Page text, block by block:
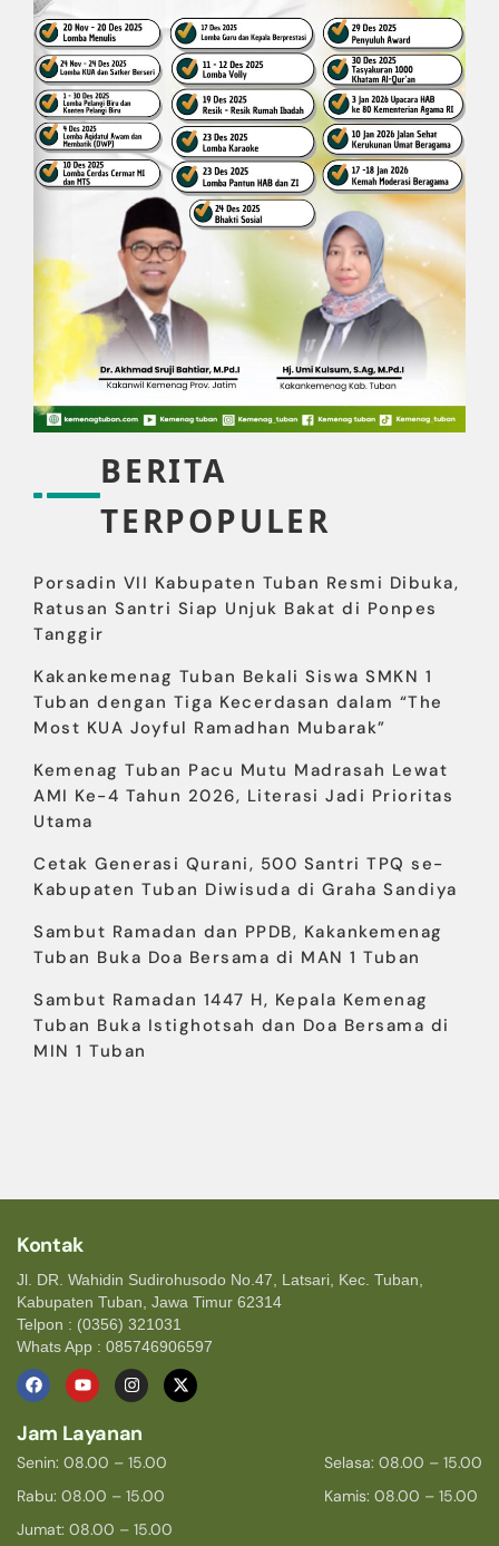
BERITA
TERPOPULER
Porsadin VII Kabupaten Tuban Resmi Dibuka,
Ratusan Santri Siap Unjuk Bakat di Ponpes
Tanggir
Kakankemenag Tuban Bekali Siswa SMKN 1
Tuban dengan Tiga Kecerdasan dalam “The
Most KUA Joyful Ramadhan Mubarak”
Kemenag Tuban Pacu Mutu Madrasah Lewat
AMI Ke-4 Tahun 2026, Literasi Jadi Prioritas
Utama
Cetak Generasi Qurani, 500 Santri TPQ se-
Kabupaten Tuban Diwisuda di Graha Sandiya
Sambut Ramadan dan PPDB, Kakankemenag
Tuban Buka Doa Bersama di MAN 1 Tuban
Sambut Ramadan 1447 H, Kepala Kemenag
Tuban Buka Istighotsah dan Doa Bersama di
MIN 1 Tuban
Kontak
Jl. DR. Wahidin Sudirohusodo No.47, Latsari, Kec. Tuban,
Kabupaten Tuban, Jawa Timur 62314
Telpon : (0356) 321031
Whats App : 085746906597
Jam Layanan
Senin: 08.00 – 15.00
Rabu: 08.00 – 15.00
Jumat: 08.00 – 15.00
Selasa: 08.00 – 15.00
Kamis: 08.00 – 15.00